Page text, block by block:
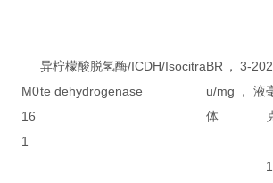
M0
16
1
异柠檬酸脱氢酶/ICDH/Isocitra
te dehydrogenase
BR，3-20
u/mg，液
体